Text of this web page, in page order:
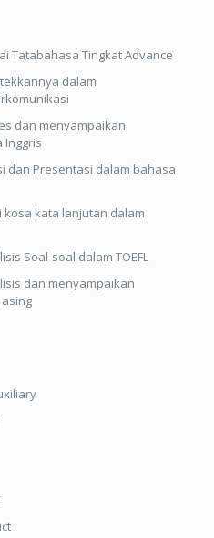
Tatabahasa Tingkat Advance
dalam
dan menyampaikan
Inggris
dan Presentasi dalam bahasa
kosa kata lanjutan dalam
Soal-soal dalam TOEFL
dan menyampaikan